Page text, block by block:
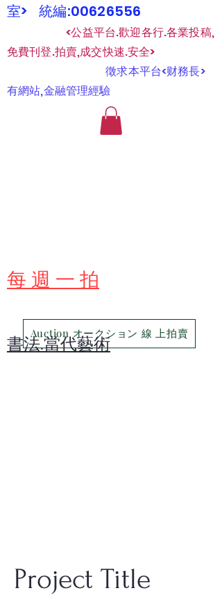
室> 統編:00626556
<公益平台.歡迎各行.各業投稿,
免費刊登.拍賣,成交快速.安全>
​徵求本平台<财務長>
有網站,金融管理經驗
​每 週 一 拍
Auction オークション 線 上拍賣
​書法.當代藝術
Project Title